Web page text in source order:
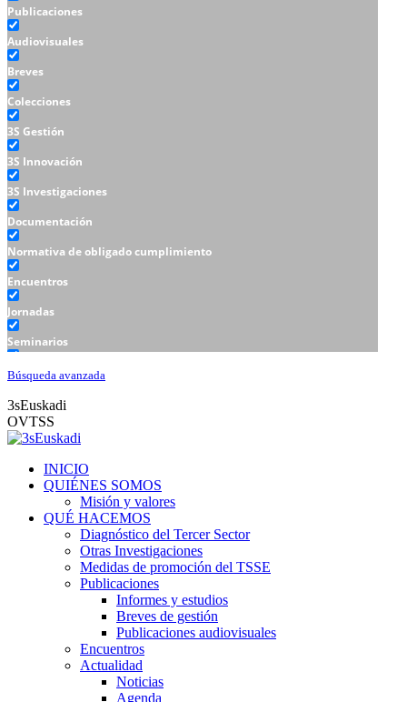
Publicaciones
Audiovisuales
Breves
Colecciones
3S Gestión
3S Innovación
3S Investigaciones
Documentación
Normativa de obligado cumplimiento
Encuentros
Jornadas
Seminarios
Talleres
Búsqueda avanzada
3sEuskadi
OVTSS
INICIO
QUIÉNES SOMOS
Misión y valores
QUÉ HACEMOS
Diagnóstico del Tercer Sector
Otras Investigaciones
Medidas de promoción del TSSE
Publicaciones
Informes y estudios
Breves de gestión
Publicaciones audiovisuales
Encuentros
Actualidad
Noticias
Agenda